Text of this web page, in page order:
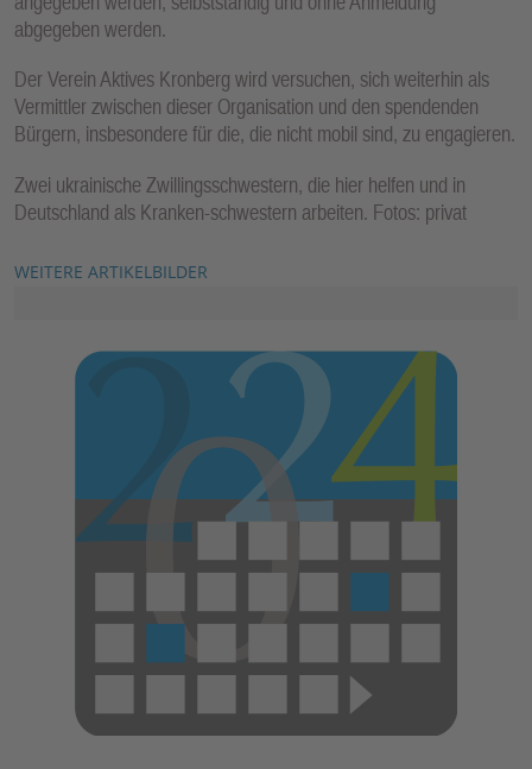
abgegeben werden.
Der Verein Aktives Kronberg wird versuchen, sich weiterhin als
Vermittler zwischen dieser Organisation und den spendenden
Bürgern, insbesondere für die, die nicht mobil sind, zu engagieren.
Zwei ukrainische Zwillingsschwestern, die hier helfen und in
Deutschland als Kranken-schwestern arbeiten. Fotos: privat
WEITERE ARTIKELBILDER